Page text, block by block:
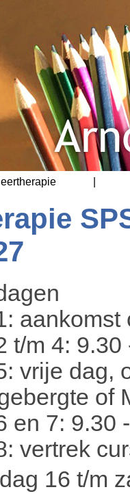
aankomst
t/m 4:
vrije dag,
of
en 7: 9.30
vertrek
16 t/m